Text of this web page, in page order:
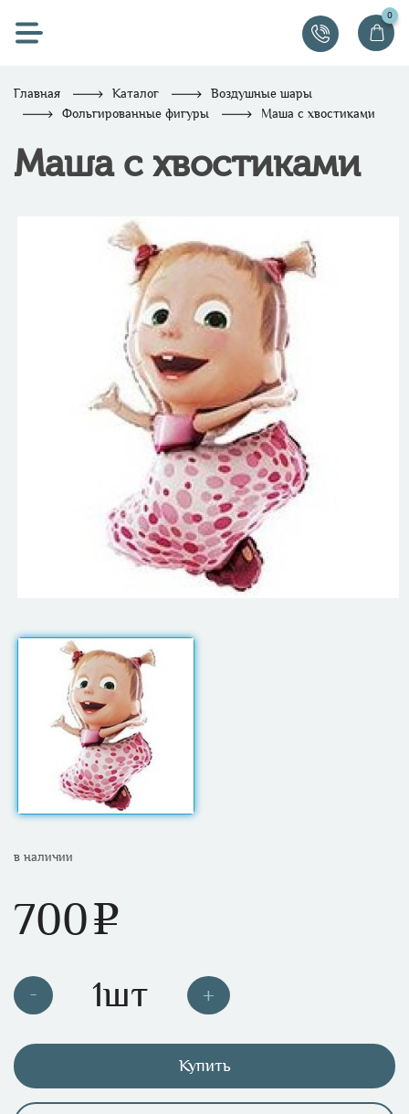
0
Главная Каталог
Воздушные шары
Фольгированные фигуры
Маша с хвостиками
Маша с хвостиками
в наличии
700 e
Купить